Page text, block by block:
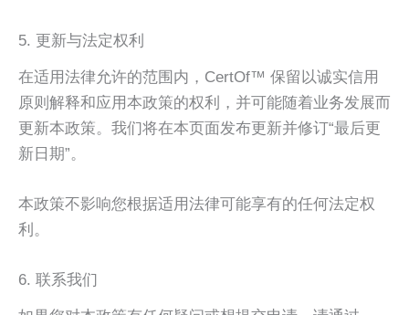
5. 更新与法定权利
在适用法律允许的范围内，CertOf™ 保留以诚实信用
原则解释和应用本政策的权利，并可能随着业务发展而
更新本政策。我们将在本页面发布更新并修订“最后更
新日期”。
本政策不影响您根据适用法律可能享有的任何法定权
利。
6. 联系我们